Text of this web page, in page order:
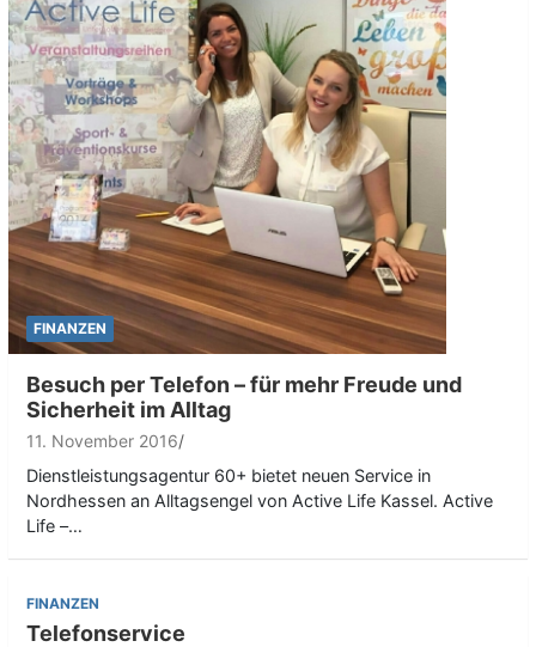
FINANZEN
Besuch per Telefon – für mehr Freude und
Sicherheit im Alltag
11. November 2016
Dienstleistungsagentur 60+ bietet neuen Service in
Nordhessen an Alltagsengel von Active Life Kassel. Active
Life –…
FINANZEN
Telefonservice